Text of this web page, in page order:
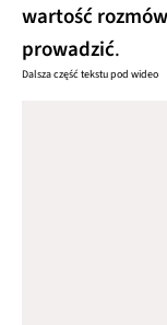
wartość
prowadzić.​
Dalsza część tekstu pod wideo